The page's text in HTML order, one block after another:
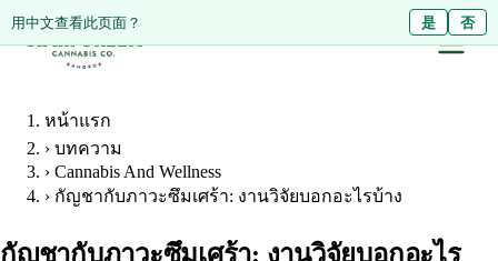
Diese Seite auf Deutsch ansehen? Nein
用中文查看此页面？ 是 否
หน้าแรก
› บทความ
› Cannabis And Wellness
› กัญชากับภาวะซึมเศร้า: งานวิจัยบอกอะไรบ้าง
กัญชากับภาวะซึมเศร้า: งานวิจัยบอกอะไร